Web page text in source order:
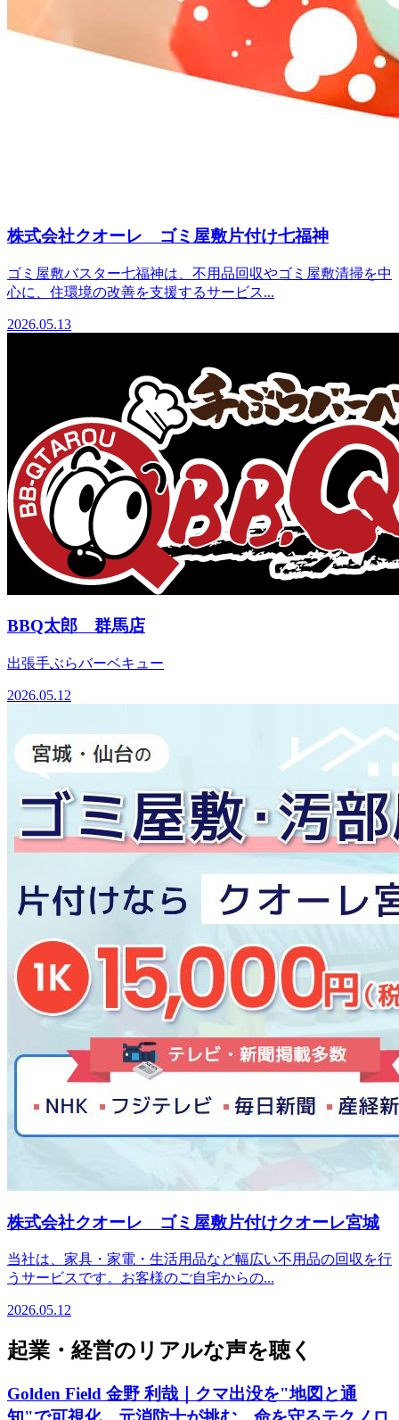
株式会社クオーレ ゴミ屋敷片付け七福神
ゴミ屋敷バスター七福神は、不用品回収やゴミ屋敷清掃を中
心に、住環境の改善を支援するサービス...
2026.05.13
BBQ太郎 群馬店
出張手ぶらバーベキュー
2026.05.12
株式会社クオーレ ゴミ屋敷片付けクオーレ宮城
当社は、家具・家電・生活用品など幅広い不用品の回収を行
うサービスです。お客様のご自宅からの...
2026.05.12
起業・経営のリアルな声を聴く
Golden Field 金野 利哉｜クマ出没を"地図と通